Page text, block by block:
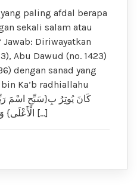
paling afdal berapa
sekali salam atau
Diriwayatkan
Abu Dawud (no. 1423)
dengan sanad yang
Ka’b radhiallahu
الْأَعْلَى} وَ{قُلْ يَا أَيُّهَا الْكَافِرُونَ} وَ{قُلْ […]